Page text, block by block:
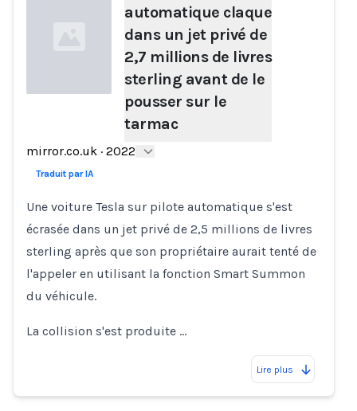
automatique claque
dans un jet privé de
2,7 millions de livres
sterling avant de le
pousser sur le
tarmac
mirror.co.uk · 2022
Traduit par IA
Une voiture Tesla sur pilote automatique s'est
écrasée dans un jet privé de 2,5 millions de livres
sterling après que son propriétaire aurait tenté de
l'appeler en utilisant la fonction Smart Summon
du véhicule.
La collision s'est produite …
Lire plus